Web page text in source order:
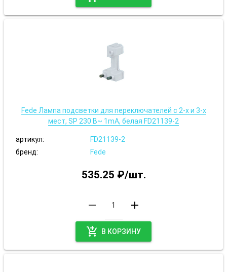
Fede Лампа подсветки для переключателей с 2-х и 3-х
мест, SP 230 В~ 1mA, белая FD21139-2
артикул:
FD21139-2
бренд:
Fede
535.25 ₽/шт.
remove add
add_shopping_cart В КОРЗИНУ